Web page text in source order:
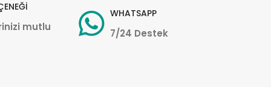
mutlu
WHATSAPP
7/24 Destek